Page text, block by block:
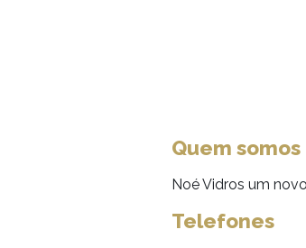
Quem somos
Noé Vidros um
Telefones